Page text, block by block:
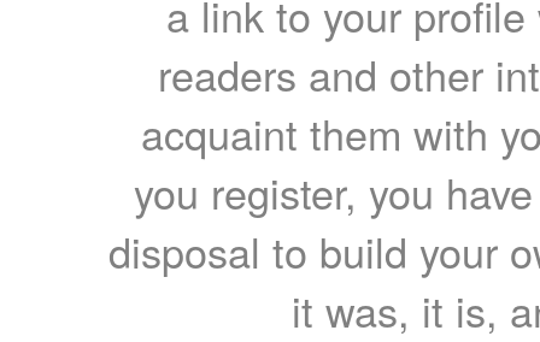
a link to your
readers and other
acquaint them with
you register, you
disposal to build your
it was, it is,